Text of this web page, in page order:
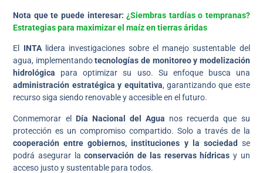
Nota que te puede interesar:¿Siembras tardías o tempranas?
Estrategias para maximizar el maíz en tierras áridas
El INTAlidera investigaciones sobre el manejo sustentable del
agua, implementandotecnologías de monitoreo y modelización
hidrológica para optimizar su uso. Su enfoque busca una
administración estratégica y equitativa, garantizando que este
recurso siga siendo renovable y accesible en el futuro.
Conmemorar el Día Nacional del Agua nos recuerda que su
protección es un compromiso compartido. Solo a través de la
cooperación entre gobiernos, instituciones y la sociedad se
podrá asegurar laconservación de las reservas hídricas y un
acceso justo y sustentable para todos.